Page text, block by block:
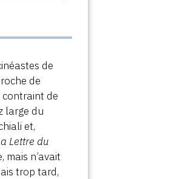
de
de
de
large du
et,
Lettre du
n’avait
trop tard,